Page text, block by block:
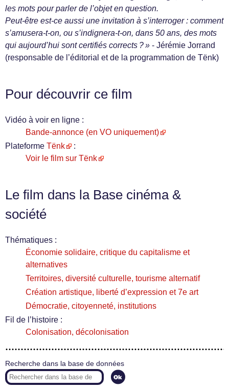
les mots pour parler de l’objet en question.
Peut-être est-ce aussi une invitation à s’interroger : comment
s’amusera-t-on, ou s’indignera-t-on, dans 50 ans, des mots
qui aujourd’hui sont certifiés corrects ? » - Jérémie Jorrand
(responsable de l’éditorial et de la programmation de Tënk)
Pour découvrir ce film
Vidéo à voir en ligne :
Bande-annonce (en VO uniquement)
Plateforme Tënk
:
Voir le film sur Tënk
Le film dans la Base cinéma &
société
Thématiques :
Économie solidaire, critique du capitalisme et
alternatives
Territoires, diversité culturelle, tourisme alternatif
Création artistique, liberté d’expression et 7e art
Démocratie, citoyenneté, institutions
Fil de l’histoire :
Colonisation, décolonisation
Recherche dans la base de données